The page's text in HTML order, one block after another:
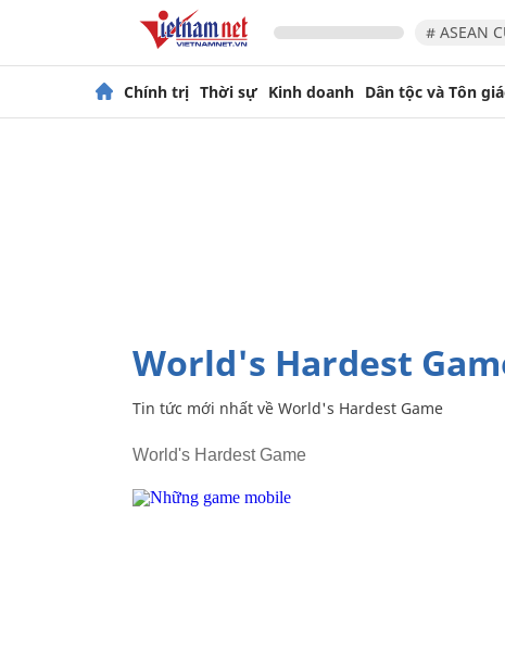
# ASEAN
Chính trị Thời sự Kinh doanh Dân tộc và Tôn
World's Hardest
Tin tức mới nhất về World's Hardest Game
World's Hardest Game